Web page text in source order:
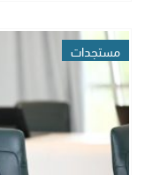
مستجدات